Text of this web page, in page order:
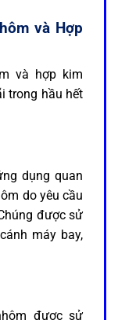
và Hợp
và hợp kim
trong hầu hết
dụng quan
do yêu cầu
được sử
máy bay,
được sử